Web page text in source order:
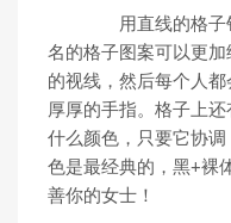
用直线的格子
名的格子图案可以更
的视线，然后每个人
厚厚的手指。格子上
什么颜色，只要它协
色是最经典的，黑+裸
善你的女士！